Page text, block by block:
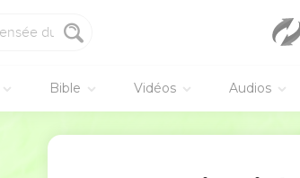
Bible Vidéos Audios